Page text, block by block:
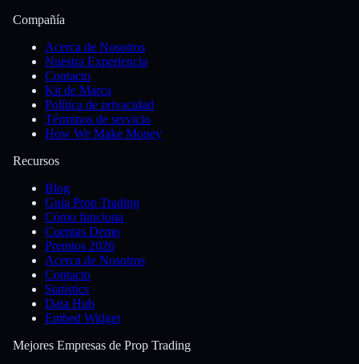
Compañía
Acerca de Nosotros
Nuestra Experiencia
Contacto
Kit de Marca
Política de privacidad
Términos de servicio
How We Make Money
Recursos
Blog
Guía Prop Trading
Cómo funciona
Cuentas Demo
Premios 2026
Acerca de Nosotros
Contacto
Statistics
Data Hub
Embed Widget
Mejores Empresas de Prop Trading